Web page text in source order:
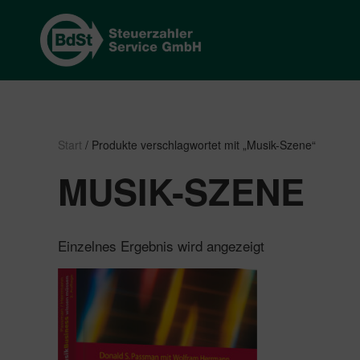
Start / Produkte verschlagwortet mit „Musik-Szene“
MUSIK-SZENE
Einzelnes Ergebnis wird angezeigt